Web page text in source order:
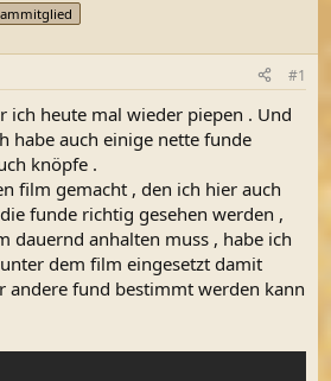
#1
ich heute mal wieder piepen . Und
habe auch einige nette funde
knöpfe .
film gemacht , den ich hier auch
funde richtig gesehen werden ,
dauernd anhalten muss , habe ich
dem film eingesetzt damit
andere fund bestimmt werden kann